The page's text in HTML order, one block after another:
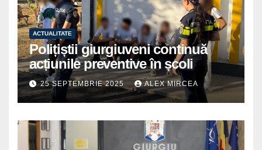
ACTUALITATE
Polițiștii giurgiuveni continuă
acțiunile preventive în școli
25 SEPTEMBRIE 2025 ALEX MIRCEA